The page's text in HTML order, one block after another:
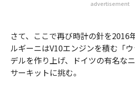
advertisement
さて、ここで再び時計の針を2016
ルギーニはV10エンジンを積む「
デルを作り上げ、ドイツの有名な
サーキットに挑む。